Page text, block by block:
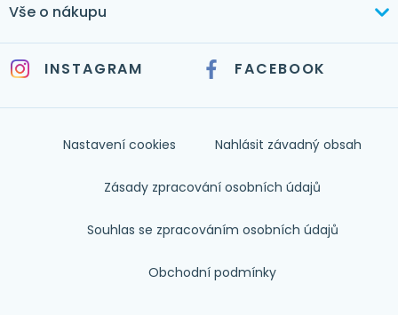
+420 771 144 779
info@byt-tex.cz
Služby
Vše o nákupu
INSTAGRAM FACEBOOK
Nastavení cookies Nahlásit závadný obsah
Zásady zpracování osobních údajů
Souhlas se zpracováním osobních údajů
Obchodní podmínky